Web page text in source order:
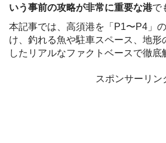
いう事前の攻略が非常に重要な港で
本記事では、高須港を「P1〜P4」
け、釣れる魚や駐車スペース、地形
したリアルなファクトベースで徹底
スポンサーリン